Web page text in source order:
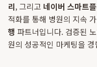
리, 그리고 네이버 스마트
적화를 통해 병원의 지속
행 파트너입니다. 검증된
원의 성공적인 마케팅을